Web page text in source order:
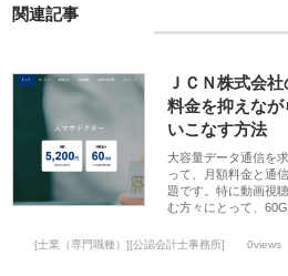
関連記事
ＪＣＮ株式会
料金を抑えな
いこなす方法
大容量データ通信を
って、月額料金と通
題です。特に動画視
む方々にとって、
[士業（専門職種）][公認会計士事務所] 0views